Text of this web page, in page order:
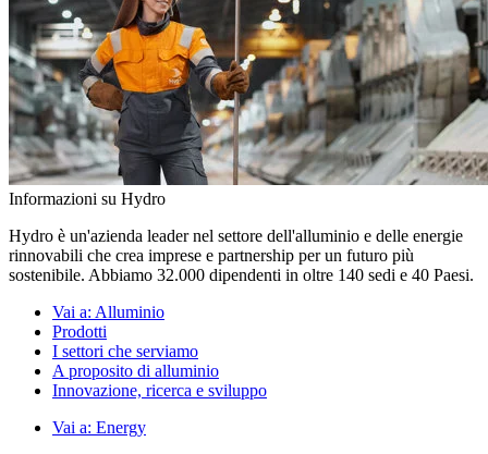
Informazioni su Hydro
Hydro è un'azienda leader nel settore dell'alluminio e delle energie
rinnovabili che crea imprese e partnership per un futuro più
sostenibile. Abbiamo 32.000 dipendenti in oltre 140 sedi e 40 Paesi.
Vai a: Alluminio
Prodotti
I settori che serviamo
A proposito di alluminio
Innovazione, ricerca e sviluppo
Vai a: Energy